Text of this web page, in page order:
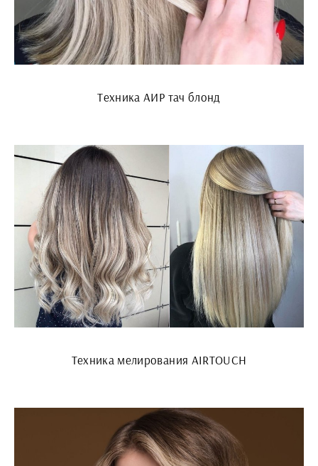
Техника АИР тач блонд
Техника мелирования AIRTOUCH